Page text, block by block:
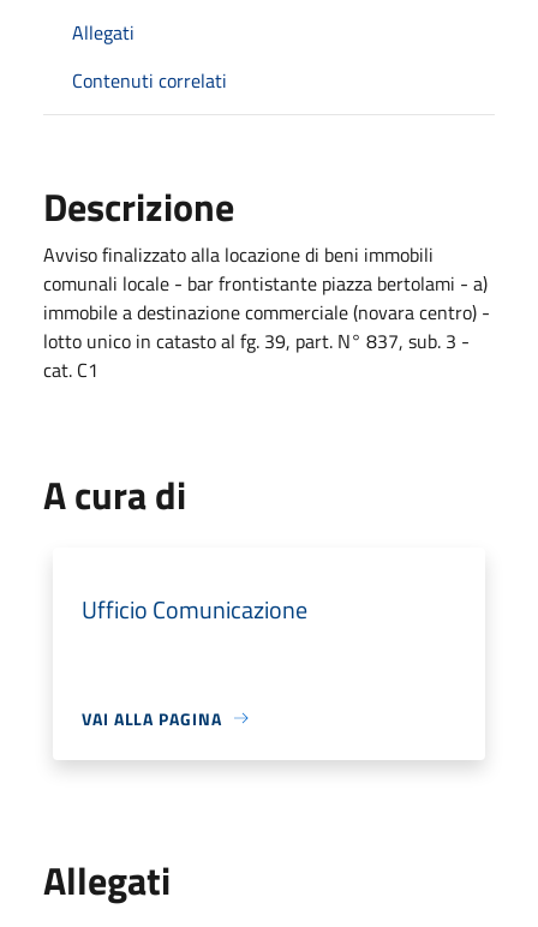
Allegati
Contenuti correlati
Descrizione
Avviso finalizzato alla locazione di beni immobili
comunali locale - bar frontistante piazza bertolami - a)
immobile a destinazione commerciale (novara centro) -
lotto unico in catasto al fg. 39, part. N° 837, sub. 3 -
cat. C1
A cura di
Ufficio Comunicazione
VAI ALLA PAGINA
Allegati